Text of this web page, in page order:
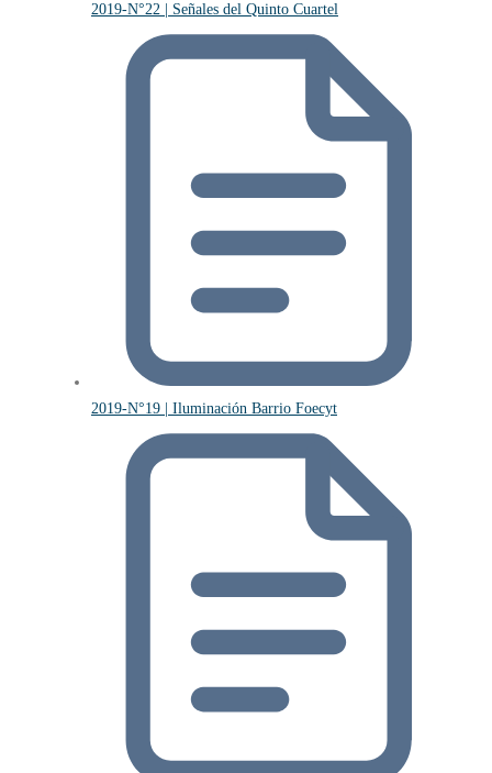
2019-N°22 | Señales del Quinto Cuartel
2019-N°19 | Iluminación Barrio Foecyt